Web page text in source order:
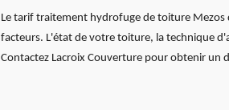
Le tarif traitement hydrofuge de toiture Mezos
facteurs. L'état de votre toiture, la technique
Contactez Lacroix Couverture pour obtenir un